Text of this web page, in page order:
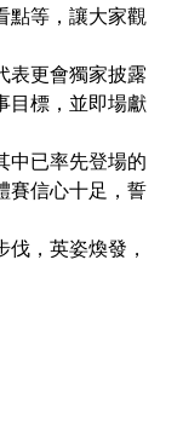
點等，讓大家觀
表更會獨家披露
目標，並即場獻
中已率先登場的
賽信心十足，誓
，英姿煥發，